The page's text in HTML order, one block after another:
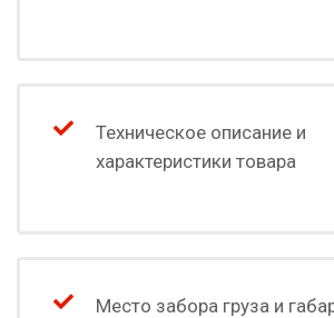
Техническое описание и
характеристики товара
Место забора груза и